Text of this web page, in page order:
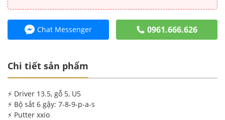
Chat Messenger 0961.666.626
Chi tiết sản phẩm
⚡️ Driver 13.5, gỗ 5, U5
⚡️ Bộ sắt 6 gậy: 7-8-9-p-a-s
⚡️ Putter xxio